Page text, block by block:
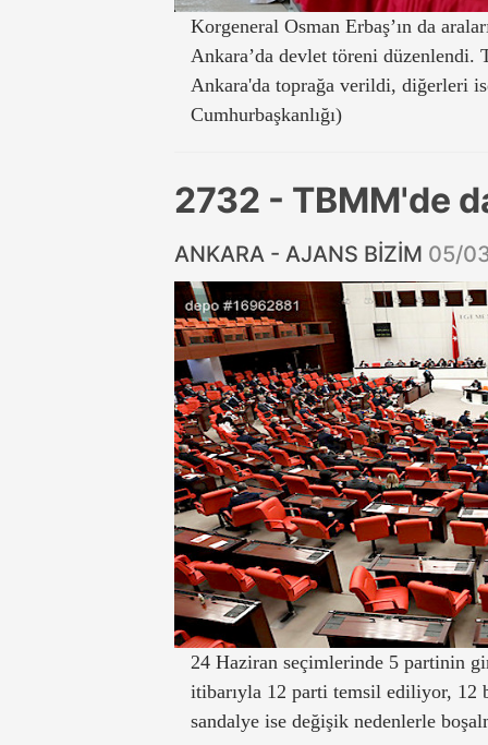
Korgeneral Osman Erbaş’ın da
Ankara’da devlet töreni düzenlendi.
Ankara'da toprağa verildi, diğerleri
Cumhurbaşkanlığı)
2732 - TBMM'de
ANKARA - AJANS BİZİM 05/
24 Haziran seçimlerinde 5 partinin
itibarıyla 12 parti temsil ediliyor, 12
sandalye ise değişik nedenlerle